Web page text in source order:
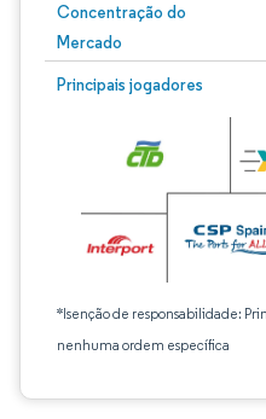
Concentração do
Mercado
Principais jogadores
*Isenção de responsabilidade:
nenhuma ordem específica